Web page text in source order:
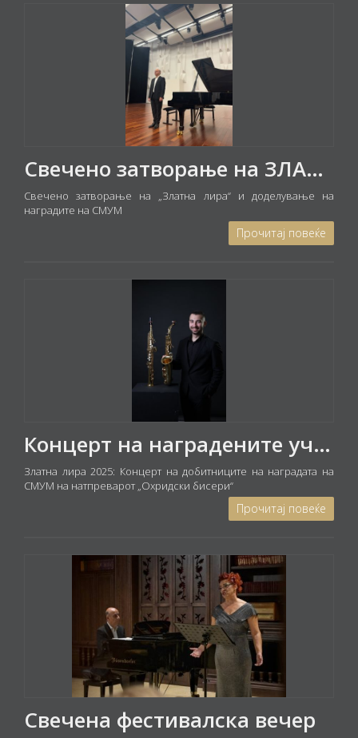
Свечено затворање на ЗЛАТНА ЛИРА и доделување на традиционалните награди на СМУМ
Свечено затворање на „Златна лира“ и доделување на
наградите на СМУМ
Прочитај повеќе
Концерт на наградените учесници на меѓународниот музички натпревар „Охридски бисери“
Златна лира 2025: Концерт на добитниците на наградата на
СМУМ на натпреварот „Охридски бисери“
Прочитај повеќе
Свечена фестивалска вечер